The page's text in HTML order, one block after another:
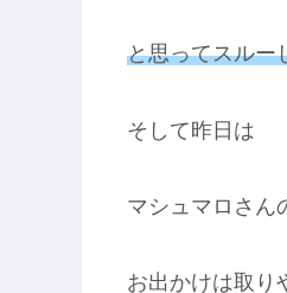
と思ってスルー
そして昨日は
マシュマロさん
お出かけは取り